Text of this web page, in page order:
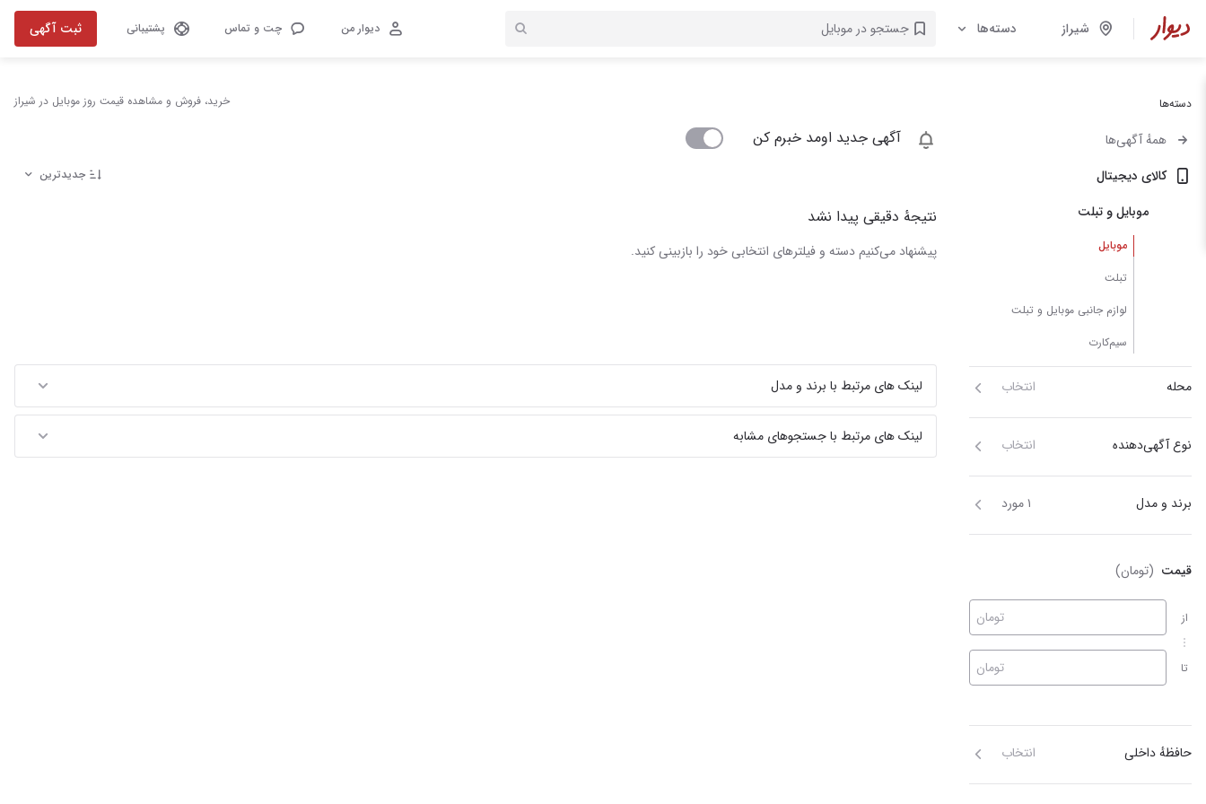
شیراز دسته‌ها دیوار من چت و تماس پشتیبانی ثبت آگهی
دسته‌ها
همهٔ آگهی‌ها
کالای دیجیتال
موبایل و تبلت
موبایل
تبلت
لوازم جانبی موبایل و تبلت
سیم‌کارت
محله انتخاب
نوع آگهی‌دهنده انتخاب
برند و مدل ۱ مورد
قیمت (تومان)
از
تا
تومان
تومان
حافظهٔ داخلی انتخاب
خرید، فروش و مشاهده قیمت روز موبایل در شیراز
آگهی جدید اومد خبرم کن
جدیدترین
نتیجهٔ دقیقی پیدا نشد
پیشنهاد می‌کنیم دسته و فیلترهای انتخابی خود را بازبینی کنید.
لینک های مرتبط با برند و مدل
لینک های مرتبط با جستجوهای مشابه